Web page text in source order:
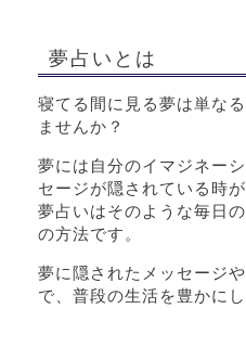
夢占いとは
寝てる間に見る夢は単な
ませんか？
夢には自分のイマジネー
セージが隠されている時が
夢占いはそのような毎日
の方法です。
夢に隠されたメッセージ
で、普段の生活を豊かにし